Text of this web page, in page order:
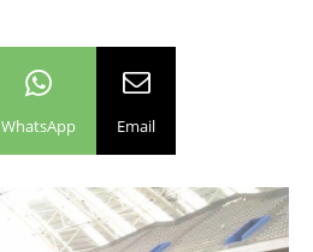
WhatsApp Email